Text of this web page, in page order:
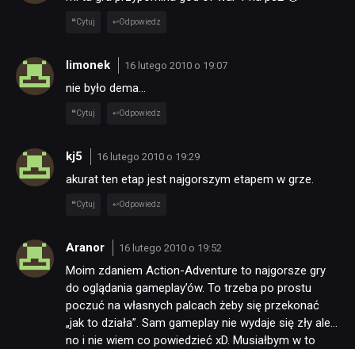
Cytuj Odpowiedz
limonek 16 lutego 2010 o 19:07
nie było dema…
Cytuj Odpowiedz
kj5 16 lutego 2010 o 19:29
akurat ten etap jest najgorszym etapem w grze.
Cytuj Odpowiedz
Aranor 16 lutego 2010 o 19:52
Moim zdaniem Action-Adventure to najgorsze gry
do oglądania gameplay’ów. To trzeba po prostu
poczuć na własnych palcach żeby się przekonać
„jak to działa”. Sam gameplay nie wydaje się zły ale…
no i nie wiem co powiedzieć xD. Musiałbym w to